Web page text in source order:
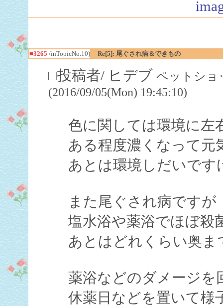
■3265 /inTopicNo.10) Re[5]: 尾ぐされ病＆できもの
□投稿者/ ヒデブ ペットショ
(2016/09/05(Mon) 19:45:10)
色に関しては環境に左
ある程度濃くなって元
あとは環境しだいです
また尾ぐされ病ですが
塩水浴や薬浴でほぼ殺
あとはどれくらい奥
薬浴などのダメージを
休薬日などを置いて様